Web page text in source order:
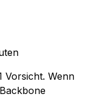
Vorsicht. Wenn